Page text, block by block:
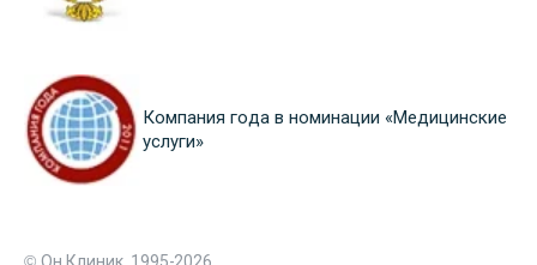
Компания года в номинации «Медицинские
услуги»
© Он Клиник, 1995-2026